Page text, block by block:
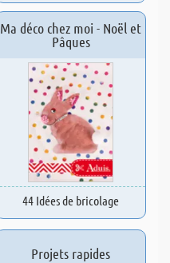
Ma déco chez moi - Noël et
Pâques
44 Idées de bricolage
Projets rapides